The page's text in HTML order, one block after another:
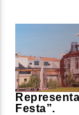
ON FM
Festa”.